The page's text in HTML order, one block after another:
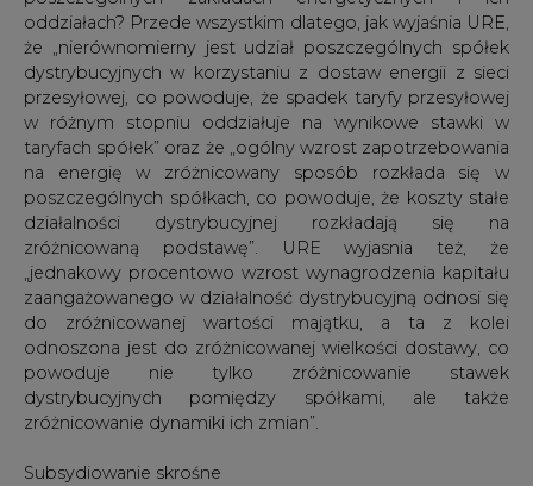
powoduje nie tylko zróżnicowanie stawek
dystrybucyjnych pomiędzy spółkami, ale także
zróżnicowanie dynamiki ich zmian”.
Subsydiowanie skrośne
Należy dodać jeszcze dążenie regulatora do likwidowania
tzw. subsydiowania skrośnego (zaniżania cen energii
kosztem zawyżania opłat dystrybucyjnych) oraz
trwającego już kolejny rok procesu dochodzenia
skonsolidowanych zakładów energetycznych (Enei,
Energi, EnergiiPro i Enion-u) do ujednoliconych taryf dla
wszystkich oddziałów (obecnie każdy z koncernów ma
po kilka zestawów stawek taryfowych obowiązujących na
terenach dawnych zakładów energetycznych, które
weszły w skład koncernów).